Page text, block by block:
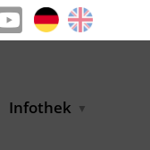
Infothek